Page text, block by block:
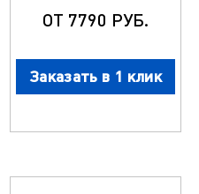
ОТ 7790 РУБ.
Заказать в 1 клик